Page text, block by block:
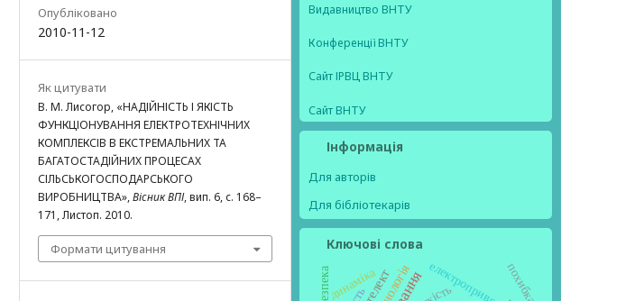
Опубліковано
2010-11-12
Як цитувати
В. М. Лисогор, «НАДІЙНІСТЬ І ЯКІСТЬ
ФУНКЦІОНУВАННЯ ЕЛЕКТРОТЕХНІЧНИХ
КОМПЛЕКСІВ В ЕКСТРЕМАЛЬНИХ ТА
БАГАТОСТАДІЙНИХ ПРОЦЕСАХ
СІЛЬСЬКОГОСПОДАРСЬКОГО
ВИРОБНИЦТВА»,Вісник ВПІ, вип. 6, с. 168–
171, Листоп. 2010.
Формати цитування
Видавництво ВНТУ
Конференції ВНТУ
Сайт ІРВЦ ВНТУ
Сайт ВНТУ
Інформація
Для авторів
Для бібліотекарів
Ключові слова
електропривод
динаміка похибка